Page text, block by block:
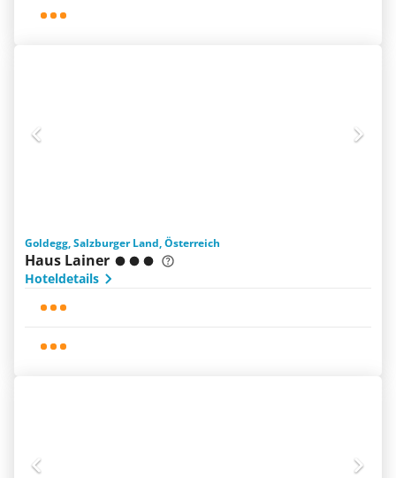
Goldegg, Salzburger Land, Österreich
Haus Lainer
Hoteldetails